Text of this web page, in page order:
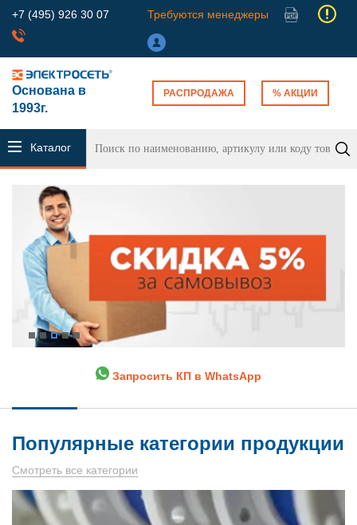
+7 (495) 926 30 07 Требуются менеджеры
Основана в
1993г.
РАСПРОДАЖА % АКЦИИ
Каталог
продукции
Запросить КП в WhatsApp
Популярные категории продукции
Смотреть все категории